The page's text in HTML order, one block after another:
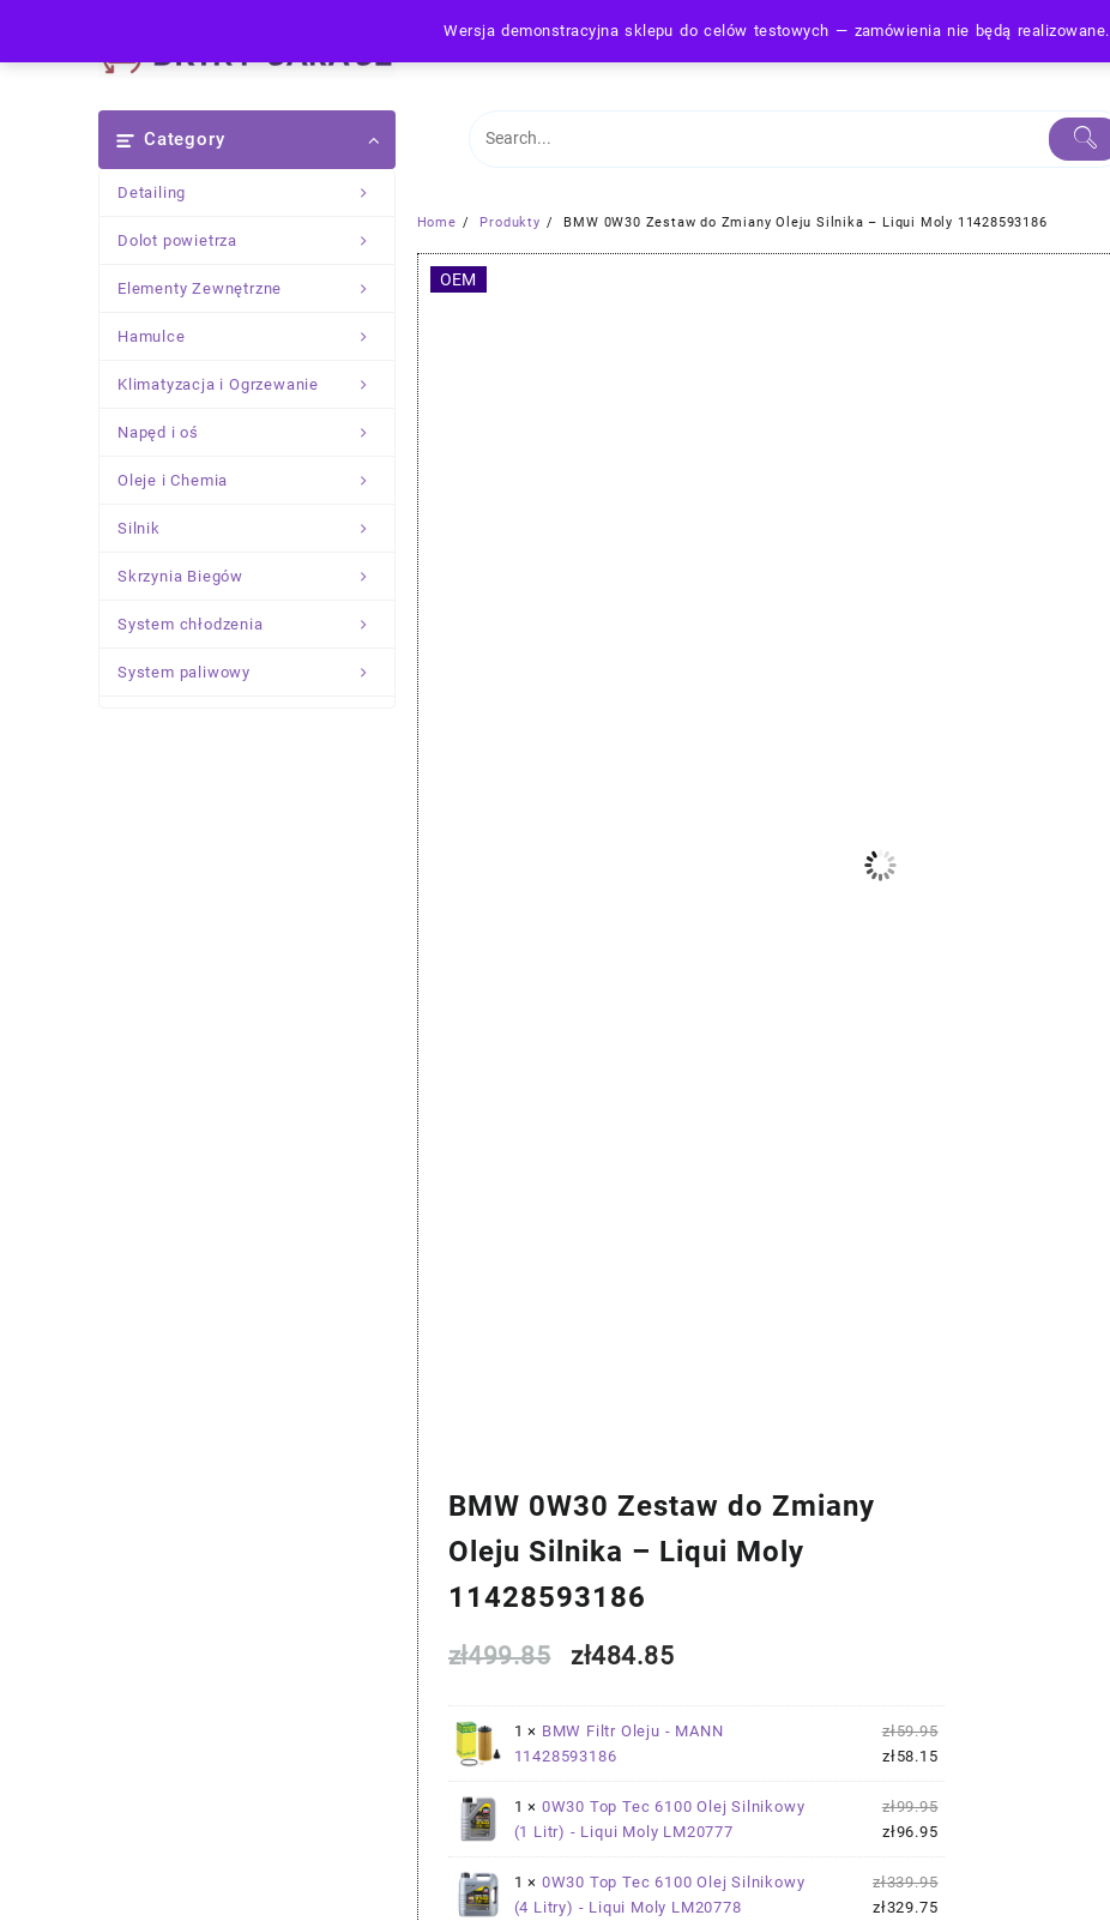
Wersja demonstracyjna sklepu do celów testowych — zamówienia nie będą realizowane.
content
Category
Detailing
Dolot powietrza
Elementy Zewnętrzne
Hamulce
Klimatyzacja i Ogrzewanie
Napęd i oś
Oleje i Chemia
Silnik
Skrzynia Biegów
System chłodzenia
System paliwowy
Home Produkty BMW 0W30 Zestaw do Zmiany Oleju Silnika – Liqui Moly 11428593186
OEM
BMW 0W30 Zestaw do Zmiany
Oleju Silnika – Liqui Moly
11428593186
zł499.85
Pierwotna
cena
wynosiła:
zł499.85.
zł484.85Aktualna
cena
zł484.85.
1 × BMW Filtr Oleju - MANN
11428593186
zł59.95Pierwotna
cena
wynosiła:
zł59.95.
zł58.15Aktualna
cena
wynosi:
zł58.15.
1 × 0W30 Top Tec 6100 Olej Silnikowy
(1 Litr) - Liqui Moly LM20777
zł99.95Pierwotna
cena
wynosiła:
zł99.95.
zł96.95Aktualna
cena
wynosi:
zł96.95.
1 × 0W30 Top Tec 6100 Olej Silnikowy
(4 Litry) - Liqui Moly LM20778
zł339.95Pierwotna
cena
zł329.75Aktualna